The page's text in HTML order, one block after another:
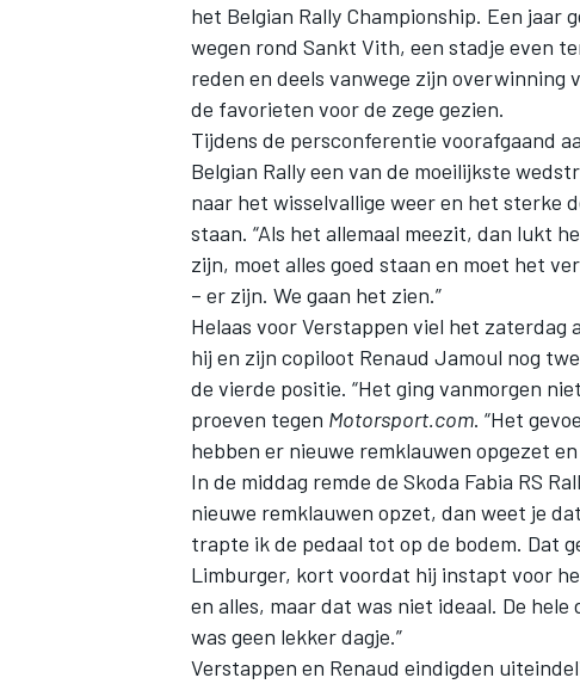
WEC DTM
het Belgian Rally Championship. Een jaar
wegen rond Sankt Vith, een stadje even
reden en deels vanwege zijn overwinning
de favorieten voor de zege gezien.
Tijdens de persconferentie voorafgaand
Belgian Rally een van de moeilijkste
naar het wisselvallige weer en het sterke
staan. “Als het allemaal meezit, dan lukt
zijn, moet alles goed staan en moet het
– er zijn. We gaan het zien.”
Helaas voor Verstappen viel het
hij en zijn copiloot Renaud Jamoul nog
de vierde positie. “Het ging vanmorgen
proeven tegen Motorsport.com. “Het
hebben er nieuwe remklauwen opgezet
In de middag remde de Skoda Fabia RS
nieuwe remklauwen opzet, dan weet je
trapte ik de pedaal tot op de bodem. Dat
Limburger, kort voordat hij instapt voor
en alles, maar dat was niet ideaal. De
was geen lekker dagje.”
Verstappen en Renaud eindigden